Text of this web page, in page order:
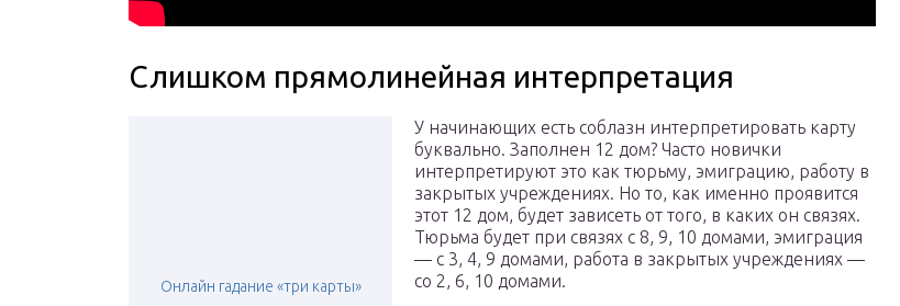
Слишком прямолинейная интерпретация
Онлайн гадание «три карты»
У начинающих есть соблазн интерпретировать карту
буквально. Заполнен 12 дом? Часто новички
интерпретируют это как тюрьму, эмиграцию, работу в
закрытых учреждениях. Но то, как именно проявится
этот 12 дом, будет зависеть от того, в каких он связях.
Тюрьма будет при связях с 8, 9, 10 домами, эмиграция
— с 3, 4, 9 домами, работа в закрытых учреждениях —
со 2, 6, 10 домами.